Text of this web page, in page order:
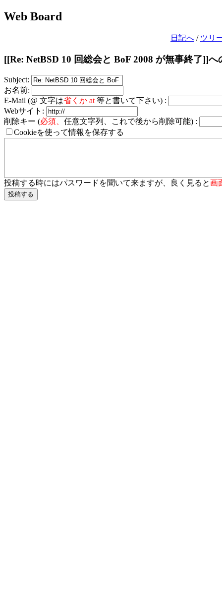
Web Board
日記へ / ツリ
[[Re: NetBSD 10 回総会と BoF 2008 が無事終了]]へ
Subject:
お名前:
E-Mail (@ 文字は省くか at 等と書いて下さい) :
Webサイト:
削除キー (必須、 任意文字列、これで後から削除可能) :
Cookieを使って情報を保存する
投稿する時にはパスワードを聞いて来ますが、良く見ると画